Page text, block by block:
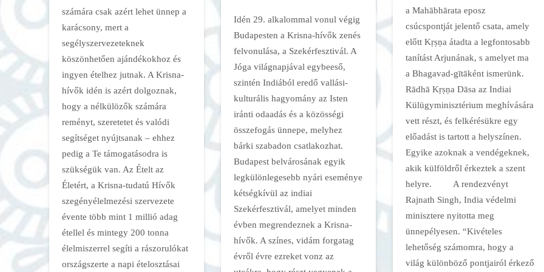
a Mahābhārata eposz
csúcspontját jelentő csata, amely
előtt Kṛṣṇa átadta a legfontosabb
tanítást Arjunának, s amelyet ma
a Bhagavad-gītāként ismerünk.
Rādhā Kṛṣṇa Dāsa az Indiai
Külügyminisztérium meghívására
vett részt, és felkérésükre egy
előadást is tartott a helyszínen.
Egyike azoknak a vendégeknek,
akik külföldről érkeztek a szent
helyre. A rendezvényt
Rajnath Singh, India védelmi
minisztere nyitotta meg
ünnepélyesen. “Kivételes
lehetőség számomra, hogy a
világ különböző pontjairól érkező
számára csak azért lehet ünnep a
karácsony, mert a
segélyszervezeteknek
köszönhetően ajándékokhoz és
ingyen ételhez jutnak. A Krisna-
hívők idén is azért dolgoznak,
hogy a nélkülözők számára
reményt, szeretetet és valódi
segítséget nyújtsanak – ehhez
pedig a Te támogatásodra is
szükségük van. Az Ételt az
Életért, a Krisna-tudatú Hívők
szegényélelmezési szervezete
évente több mint 1 millió adag
étellel és mintegy 200 tonna
élelmiszerrel segíti a rászorulókat
országszerte a napi ételosztásai
Idén 29. alkalommal vonul végig
Budapesten a Krisna-hívők zenés
felvonulása, a Szekérfesztivál. A
Jóga világnapjával egybeeső,
szintén Indiából eredő vallási-
kulturális hagyomány az Isten
iránti odaadás és a közösségi
összefogás ünnepe, melyhez
bárki szabadon csatlakozhat.
Budapest belvárosának egyik
legkülönlegesebb nyári eseménye
kétségkívül az indiai
Szekérfesztivál, amelyet minden
évben megrendeznek a Krisna-
hívők. A színes, vidám forgatag
évről évre ezreket vonz az